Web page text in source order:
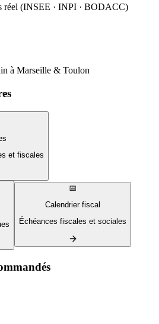
réel (INSEE · INPI · BODACC)
à Marseille & Toulon
et fiscales
📅
Calendrier fiscal
Échéances fiscales et sociales